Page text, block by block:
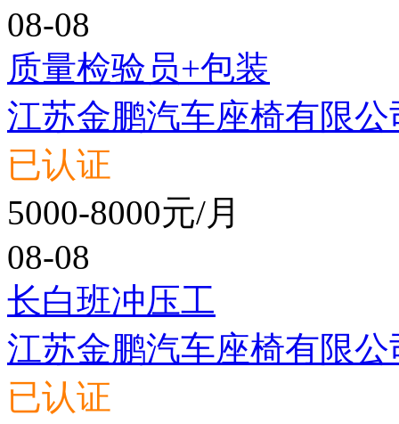
08-08
质量检验员+包装
江苏金鹏汽车座椅有限公
已认证
5000-8000元/月
08-08
长白班冲压工
江苏金鹏汽车座椅有限公
已认证